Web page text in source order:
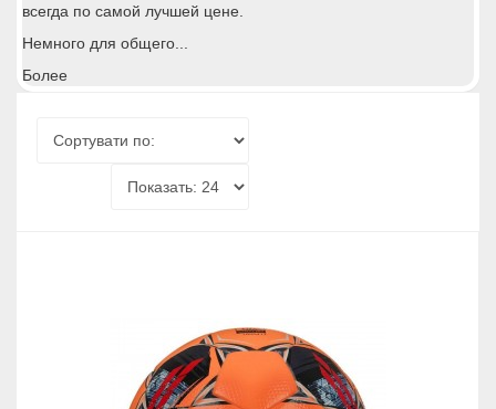
всегда по самой лучшей цене.
Немного для общего...
Более